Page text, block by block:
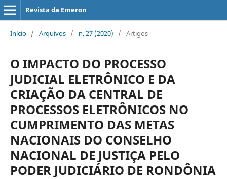
Revista da Emeron
Início / Arquivos / n. 27 (2020) / Artigos
O IMPACTO DO PROCESSO
JUDICIAL ELETRÔNICO E DA
CRIAÇÃO DA CENTRAL DE
PROCESSOS ELETRÔNICOS NO
CUMPRIMENTO DAS METAS
NACIONAIS DO CONSELHO
NACIONAL DE JUSTIÇA PELO
PODER JUDICIÁRIO DE RONDÔNIA